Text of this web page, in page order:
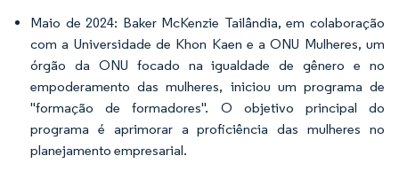
Maio de 2024: Baker McKenzie Tailândia, em colaboração
com a Universidade de Khon Kaen e a ONU Mulheres, um
órgão da ONU focado na igualdade de gênero e no
empoderamento das mulheres, iniciou um programa de
"formação de formadores". O objetivo principal do
programa é aprimorar a proficiência das mulheres no
planejamento empresarial.